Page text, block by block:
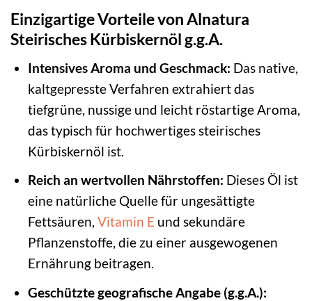
Einzigartige Vorteile von Alnatura
Steirisches Kürbiskernöl g.g.A.
Intensives Aroma und Geschmack: Das native,
kaltgepresste Verfahren extrahiert das
tiefgrüne, nussige und leicht röstartige Aroma,
das typisch für hochwertiges steirisches
Kürbiskernöl ist.
Reich an wertvollen Nährstoffen: Dieses Öl ist
eine natürliche Quelle für ungesättigte
Fettsäuren, Vitamin E und sekundäre
Pflanzenstoffe, die zu einer ausgewogenen
Ernährung beitragen.
Geschützte geografische Angabe (g.g.A.):